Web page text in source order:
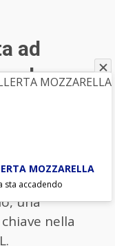
ad
tenere sotto
alimenti
le sue
fibre solubili,
una
nella
MOZZARELLA
sta accadendo